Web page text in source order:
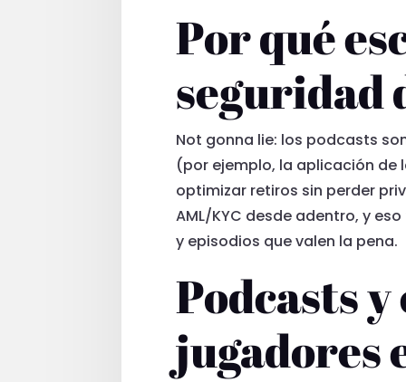
Por qué
seguridad
Not gonna lie: los podcasts
(por ejemplo, la aplicación de
optimizar retiros sin perder
AML/KYC desde adentro, y
y episodios que valen la pena.
Podcasts
jugadores